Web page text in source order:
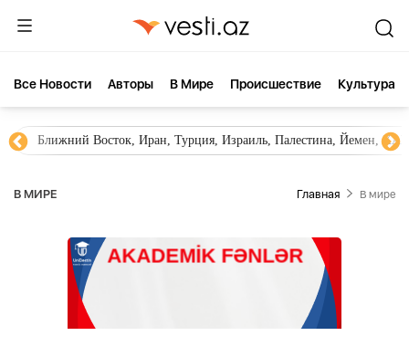
Все Новости Aвторы В Мире Происшествие Культура
Ближний Восток, Иран, Турция, Израиль, Палестина, Йемен,
В МИРЕ Главная В мире